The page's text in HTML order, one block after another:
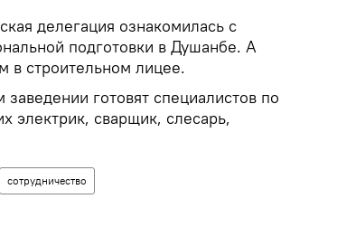
делегация ознакомилась с
подготовки в Душанбе. А
в строительном лицее.
готовят специалистов по
электрик, сварщик, слесарь,
сотрудничество